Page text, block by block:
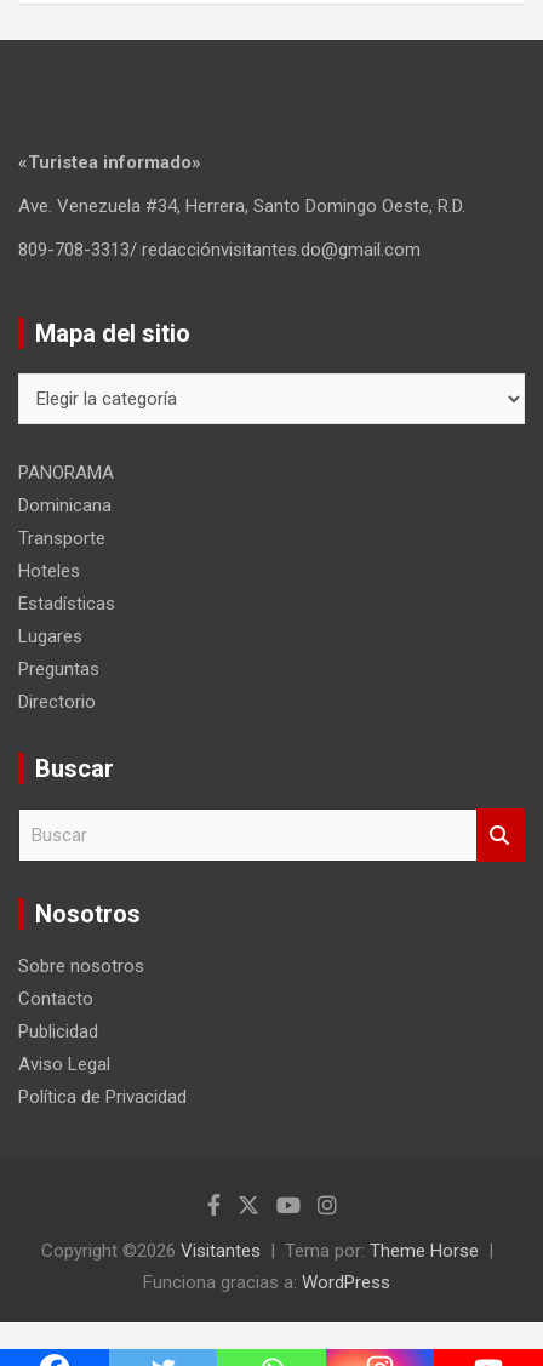
«Turistea informado»
Ave. Venezuela #34, Herrera, Santo Domingo Oeste, R.D.
809-708-3313/ redacciónvisitantes.do@gmail.com
Mapa del sitio
del
PANORAMA
Dominicana
Transporte
Hoteles
Estadísticas
Lugares
Preguntas
Directorio
Buscar
c
Nosotros
Sobre nosotros
Contacto
Publicidad
Aviso Legal
Política de Privacidad
Copyright ©2026 Visitantes Tema por: Theme Horse
Funciona gracias a: WordPress